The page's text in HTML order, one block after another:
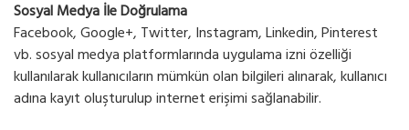
Sosyal Medya İle Doğrulama
Facebook, Google+, Twitter, Instagram, Linkedin, Pinterest
vb. sosyal medya platformlarında uygulama izni özelliği
kullanılarak kullanıcıların mümkün olan bilgileri alınarak, kullanıcı
adına kayıt oluşturulup internet erişimi sağlanabilir.